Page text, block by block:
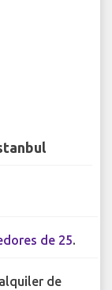
de 25.
de